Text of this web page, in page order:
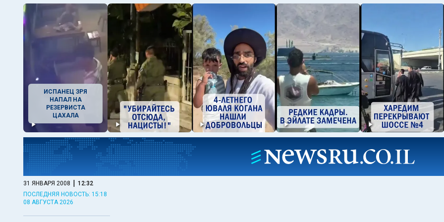
ИСПАНЕЦ ЗРЯ
НАПАЛ НА
РЕЗЕРВИСТА
ЦАХАЛА
31 ЯНВАРЯ 2008 | 12:32
ПОСЛЕДНЯЯ НОВОСТЬ: 15:18
08 АВГУСТА 2026